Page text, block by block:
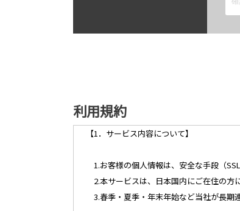
利用規約
【1．サービス内容について】
1.お客様の個人情報は、安全な手段（
2.本サービスは、日本国内にご在住の方
3.春季・夏季・年末年始など当社が長期